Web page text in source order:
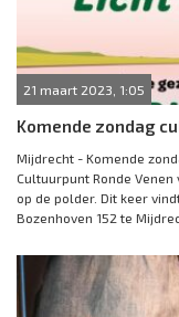
21 maart 2023, 1:05
Komende zondag
Mijdrecht - Komende
Cultuurpunt Ronde
op de polder. Dit keer
Bozenhoven 152 te